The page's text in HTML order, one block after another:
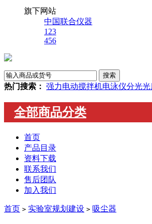
旗下网站
中国联合仪器
123
456
热门搜索： 强力电动搅拌机电泳仪分光
全部商品分类
首页
产品目录
资料下载
联系我们
售后团队
加入我们
首页 > 实验室规划建设 > 吸尘器